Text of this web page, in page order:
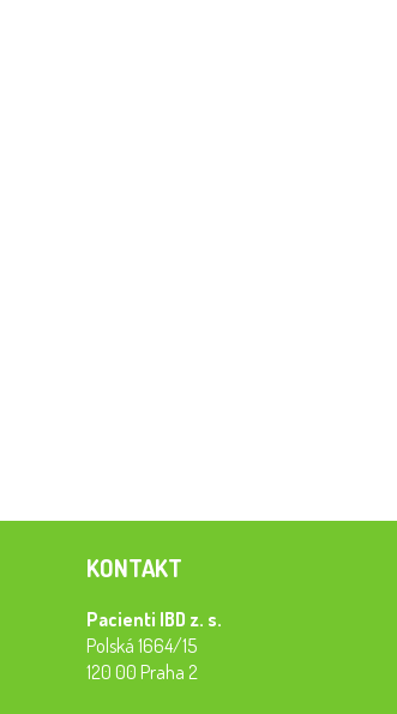
KONTAKT
Pacienti IBD z. s.
Polská 1664/15
120 00 Praha 2